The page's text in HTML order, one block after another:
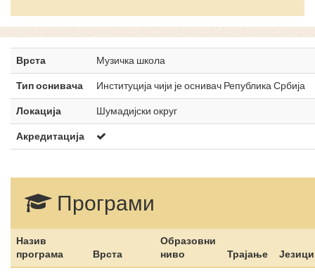
Врста
Музичка школа
Тип оснивача
Институција чији је оснивач Република Србија
Локација
Шумадијски округ
Акредитација
Програми
Назив
програма
Врста
Образовни
ниво
Трајање Језици